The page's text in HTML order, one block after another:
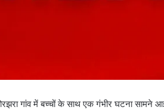
गांव में बच्चों के साथ एक गंभीर घटना